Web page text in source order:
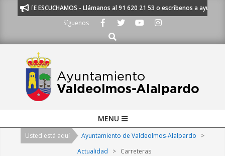
TE ESCUCHAMOS - Llámanos al 91 620 21 53 o escríbenos a
Síguenos
Buscar
Navigation
MENU
Usted está aquí Ayuntamiento de Valdeolmos-Alalpardo
>
Actualidad
> Carreteras